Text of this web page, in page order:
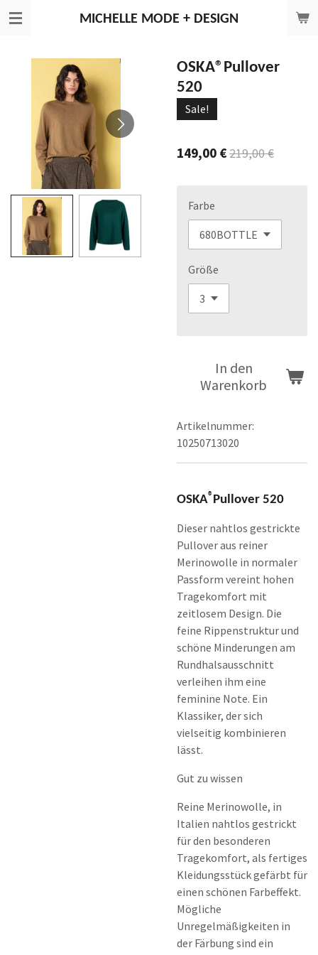
Zum
MICHELLE MODE + DESIGN
OSKA®Pullover
520
Sale!
149,00 €219,00 €
Farbe
Größe
In den
Warenkorb
Artikelnummer:
10250713020
OSKA® Pullover 520
Dieser nahtlos gestrickte
Pullover aus reiner
Merinowolle in normaler
Passform vereint hohen
Tragekomfort mit
zeitlosem Design. Die
feine Rippenstruktur und
schöne Minderungen am
Rundhalsausschnitt
verleihen ihm eine
feminine Note. Ein
Klassiker, der sich
vielseitig kombinieren
lässt.
Gut zu wissen
Reine Merinowolle, in
Italien nahtlos gestrickt
für den besonderen
Tragekomfort, als fertiges
Kleidungsstück gefärbt für
einen schönen Farbeffekt.
Mögliche
Unregelmäßigkeiten in
der Färbung sind ein